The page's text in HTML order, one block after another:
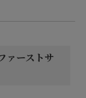
ァーストサ